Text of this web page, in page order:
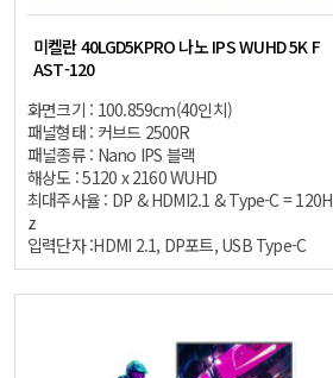
미켈란 40LGD5KPRO 나노 IPS WUHD 5K F
AST-120
화면크기 : 100.859cm(40인치)
패널형태 : 커브드 2500R
패널종류 : Nano IPS 블랙
해상도 : 5120 x 2160 WUHD
최대주사율 : DP & HDMI2.1 & Type-C = 120H
z
입력단자 :HDMI 2.1, DP포트, USB Type-C